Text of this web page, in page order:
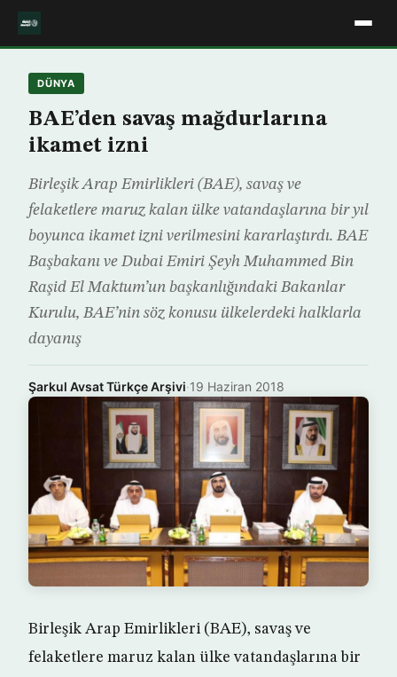
DÜNYA
BAE’den savaş mağdurlarına
ikamet izni
Birleşik Arap Emirlikleri (BAE), savaş ve
felaketlere maruz kalan ülke vatandaşlarına bir yıl
boyunca ikamet izni verilmesini kararlaştırdı. BAE
Başbakanı ve Dubai Emiri Şeyh Muhammed Bin
Raşid El Maktum’un başkanlığındaki Bakanlar
Kurulu, BAE’nin söz konusu ülkelerdeki halklarla
dayanış
Şarkul Avsat Türkçe Arşivi·19 Haziran 2018
Birleşik Arap Emirlikleri (BAE), savaş ve
felaketlere maruz kalan ülke vatandaşlarına bir